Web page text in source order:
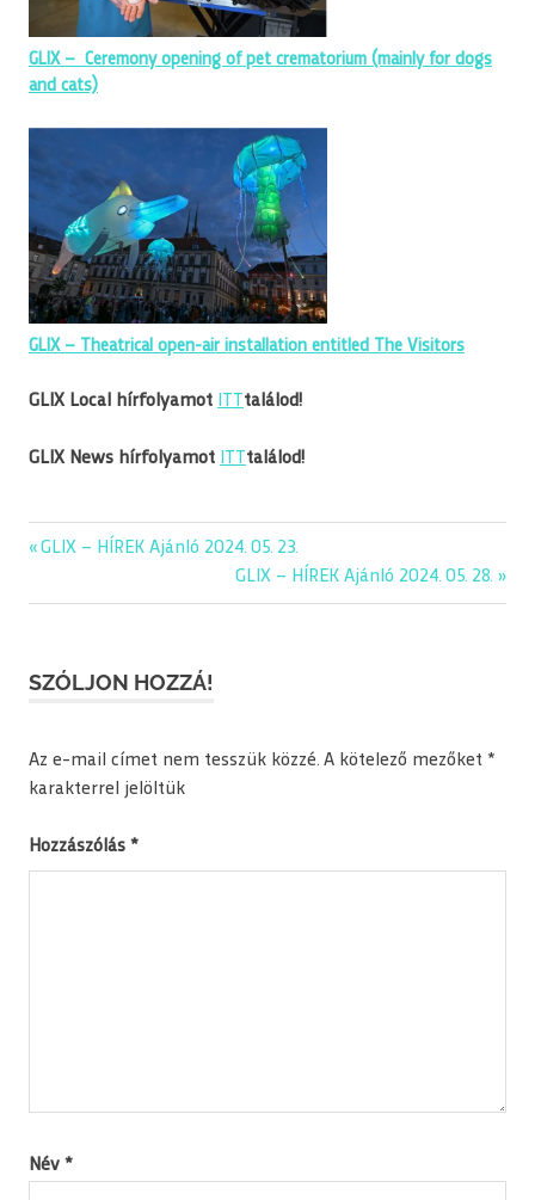
GLIX – Ceremony opening of pet crematorium (mainly for dogs
and cats)
GLIX – Theatrical open-air installation entitled The Visitors
GLIX Local hírfolyamot ITT találod!
GLIX News hírfolyamot ITT találod!
editorial
kép
Bejegyzés
navigáció
Previous
GLIX – HÍREK Ajánló 2024. 05. 23.
Next
Post:
GLIX – HÍREK Ajánló 2024. 05. 28.
SZÓLJON HOZZÁ!
Az e-mail címet nem tesszük közzé. A kötelező mezőket *
karakterrel jelöltük
Hozzászólás *
Név *